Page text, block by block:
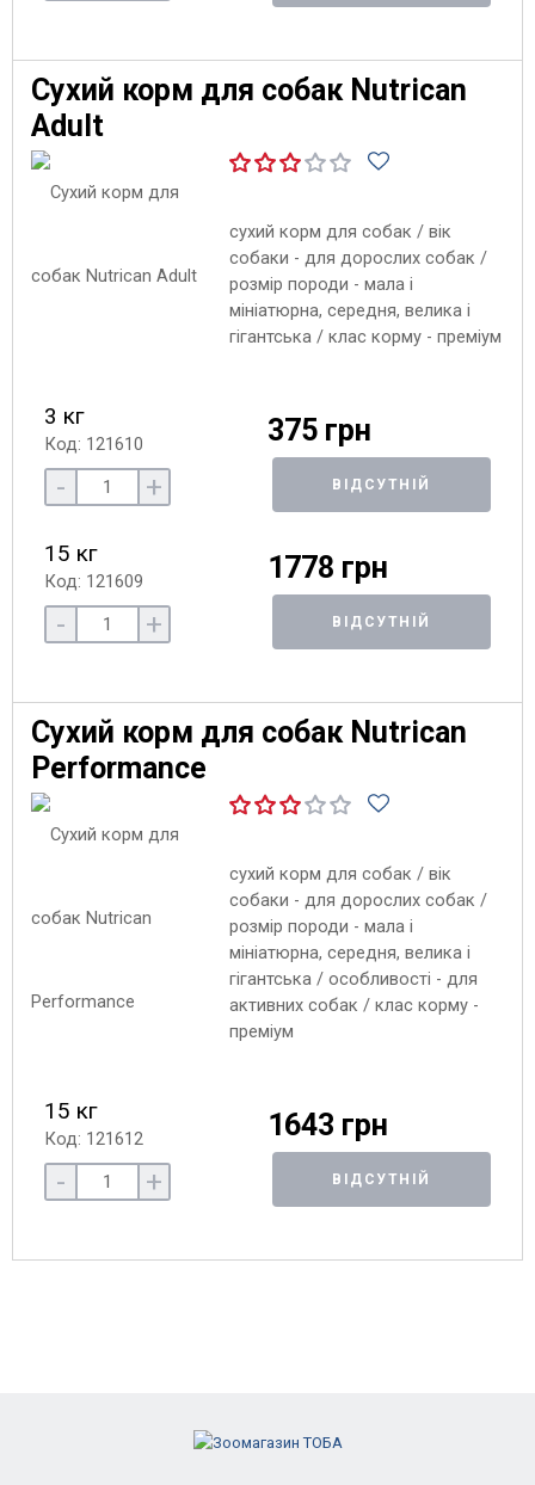
Сухий корм для собак Nutrican
Adult
сухий корм для собак / вік
собаки - для дорослих собак /
розмір породи - мала і
мініатюрна, середня, велика і
гігантська / клас корму - преміум
3 кг
Код: 121610 375 грн
- + ВІДСУТНІЙ
15 кг
Код: 121609 1778 грн
- + ВІДСУТНІЙ
Сухий корм для собак Nutrican
Performance
сухий корм для собак / вік
собаки - для дорослих собак /
розмір породи - мала і
мініатюрна, середня, велика і
гігантська / особливості - для
активних собак / клас корму -
преміум
15 кг
Код: 121612 1643 грн
- + ВІДСУТНІЙ